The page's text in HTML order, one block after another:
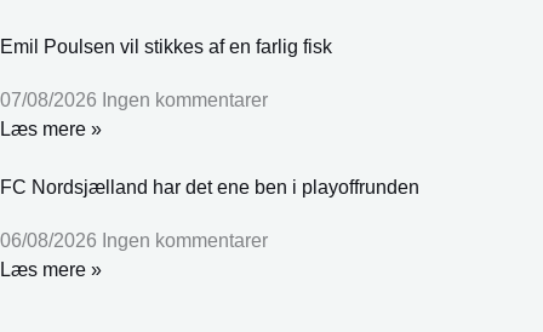
Emil Poulsen vil stikkes af en farlig fisk
07/08/2026 Ingen kommentarer
Læs mere »
FC Nordsjælland har det ene ben i playoffrunden
06/08/2026 Ingen kommentarer
Læs mere »